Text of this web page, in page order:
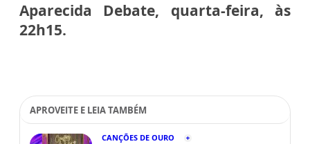
Aparecida Debate, quarta-feira, às
22h15.
APROVEITE E LEIA TAMBÉM
CANÇÕES DE OURO